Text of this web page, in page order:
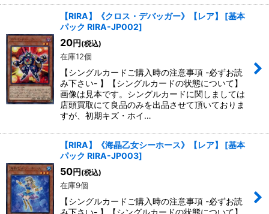
【RIRA】《クロス・デバッガー》【レア】 [基本
パック RIRA-JP002]
20円 (税込)
在庫12個
【シングルカードご購入時の注意事項 -必ずお読
み下さい- 】【シングルカードの状態について】
画像は見本です。シングルカードに関しましては
店頭買取にて良品のみを出品させて頂いておりま
すが、初期キズ・ホイ…
【RIRA】《海晶乙女シーホース》【レア】 [基本
パック RIRA-JP003]
50円 (税込)
在庫9個
【シングルカードご購入時の注意事項 -必ずお読
み下さい- 】【シングルカードの状態について】